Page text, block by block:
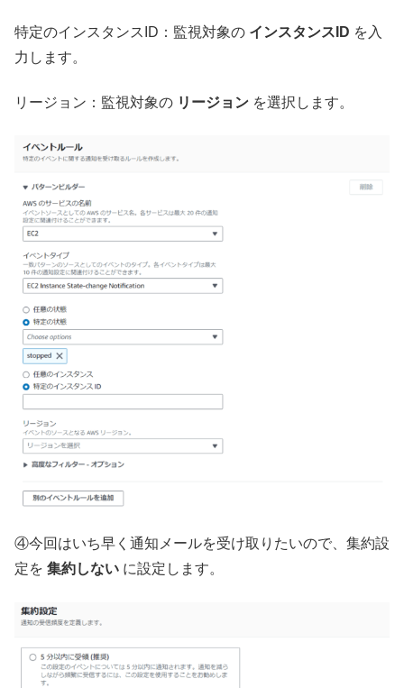
特定のインスタンスID：監視対象の インスタンスID を入
力します。
リージョン：監視対象の リージョン を選択します。
④今回はいち早く通知メールを受け取りたいので、集約設
定を 集約しない に設定します。